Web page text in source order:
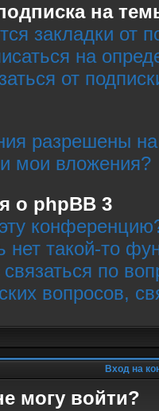
на
закладки от
на
от
разрешены
мои вложения?
о phpBB 3
нет такой-то
по
вопросов,
Вход на
могу войти?